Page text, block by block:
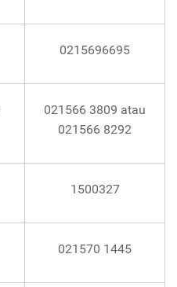
0215696695
021566 3809 atau
021566 8292
1500327
021570 1445